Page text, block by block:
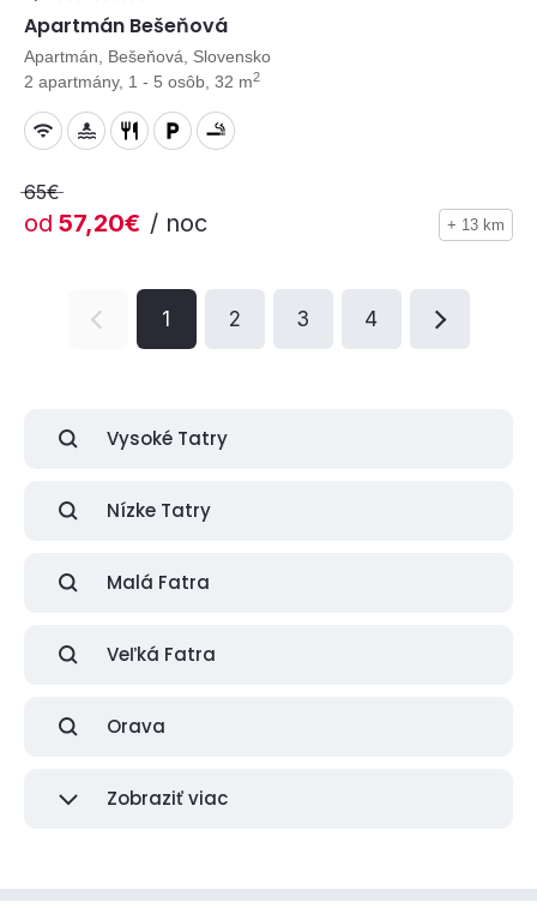
Apartmán Bešeňová
Apartmán, Bešeňová, Slovensko
2 apartmány, 1 - 5 osôb, 32 m2
65€
od 57,20€ / noc + 13 km
1 2 3 4
Vysoké Tatry
Nízke Tatry
Malá Fatra
Veľká Fatra
Orava
Zobraziť viac